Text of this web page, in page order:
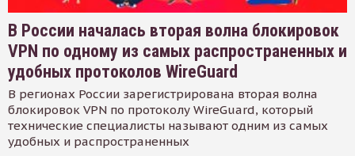
В России началась вторая волна блокировок
VPN по одному из самых распространенных и
удобных протоколов WireGuard
В регионах России зарегистрирована вторая волна
блокировок VPN по протоколу WireGuard, который
технические специалисты называют одним из самых
удобных и распространенных